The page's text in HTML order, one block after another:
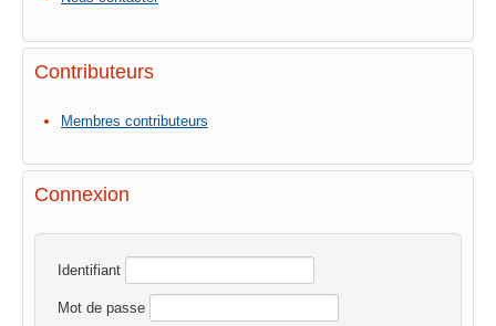
Contributeurs
Membres contributeurs
Connexion
Identifiant
Mot de passe